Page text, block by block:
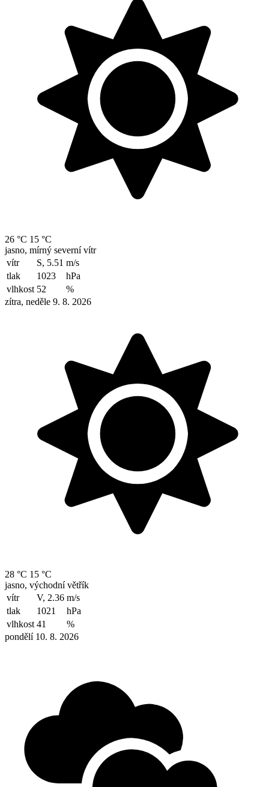
26 °C 15 °C
jasno, mírný severní vítr
vítr
S, 5.51 m/s
tlak
1023
hPa
vlhkost 52
%
zítra, neděle 9. 8. 2026
28 °C 15 °C
jasno, východní větřík
vítr
V, 2.36 m/s
tlak
1021
hPa
vlhkost 41
%
pondělí 10. 8. 2026